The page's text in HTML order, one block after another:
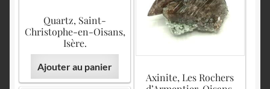
Quartz, Saint-
Christophe-en-Oisans,
Isère.
Ajouter au panier
Axinite, Les Rochers